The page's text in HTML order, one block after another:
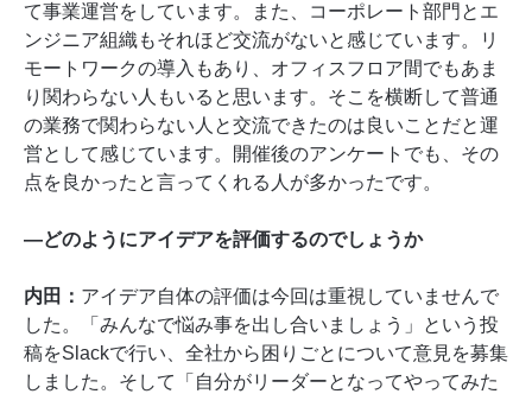
て事業運営をしています。また、コーポレート部門とエ
ンジニア組織もそれほど交流がないと感じています。リ
モートワークの導入もあり、オフィスフロア間でもあま
り関わらない人もいると思います。そこを横断して普通
の業務で関わらない人と交流できたのは良いことだと運
営として感じています。開催後のアンケートでも、その
点を良かったと言ってくれる人が多かったです。
―どのようにアイデアを評価するのでしょうか
内田： アイデア自体の評価は今回は重視していませんで
した。「みんなで悩み事を出し合いましょう」という投
稿をSlackで行い、全社から困りごとについて意見を募集
しました。そして「自分がリーダーとなってやってみた